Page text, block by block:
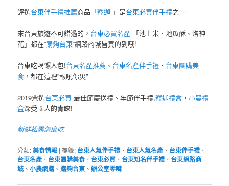
評選台東伴手禮推薦商品「釋迦 」是台東必買伴手禮之一
來台東旅遊不可錯過的， 台東必買名產 「池上米、地瓜酥、洛神
花」都在”購夠台東“網路商城皆買的到哦!
台東吃喝懶人包!台東名產推薦 、 台東名產伴手禮 、 台東團購美
食 ，都在這裡”報吼你災”
2019票選台東必買 最佳節慶送禮、年節伴手禮,釋迦禮盒 ，小農禮
盒深受國人的青睞!
新鮮松露怎麼吃
分類:美食情報 |標籤: 台東人氣伴手禮 、 台東人氣名產 、 台東伴手禮 、
台東名產 、 台東團購美食 、 台東必買 、 台東知名伴手禮 、 台東網路商
城 、小農網購 、購夠台東 、辦公室零嘴